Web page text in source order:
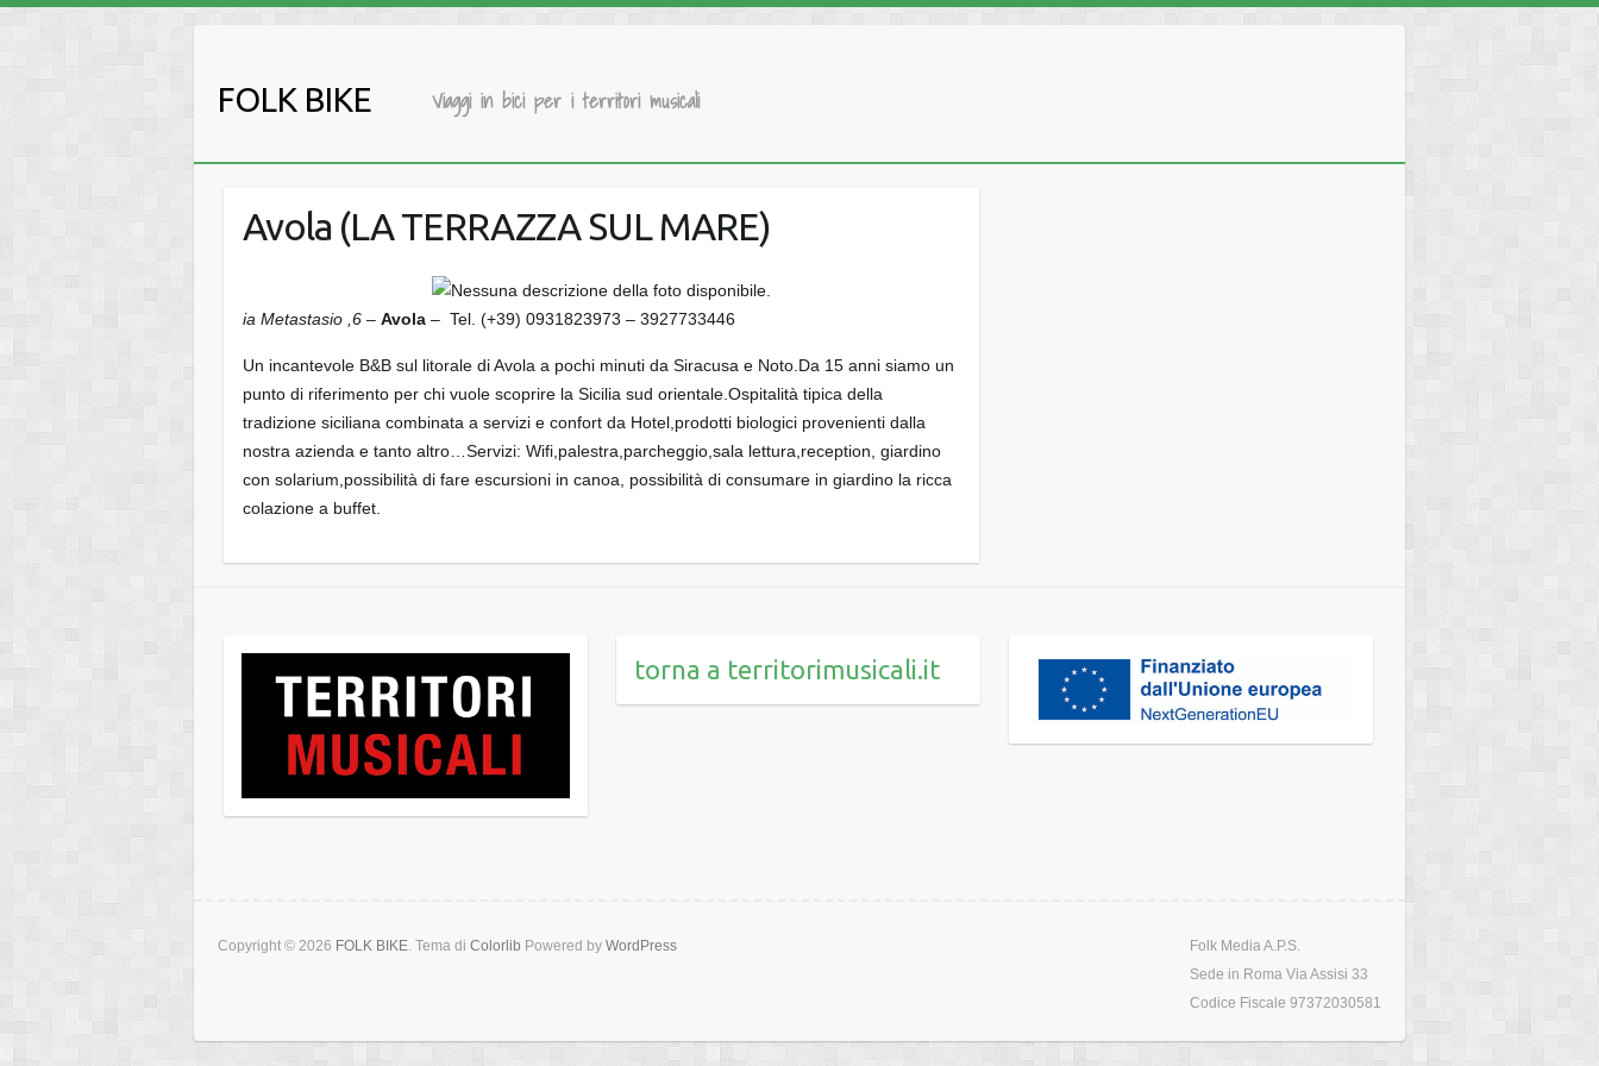
contenuto
FOLK BIKE Viaggi in bici per i territori musicali
Avola (LA TERRAZZA SUL MARE)
ia Metastasio ,6 –Avola – Tel. (+39) 0931823973 – 3927733446
Un incantevole B&B sul litorale di Avola a pochi minuti da Siracusa e Noto.Da 15 anni siamo un
punto di riferimento per chi vuole scoprire la Sicilia sud orientale.Ospitalità tipica della
tradizione siciliana combinata a servizi e confort da Hotel,prodotti biologici provenienti dalla
nostra azienda e tanto altro…Servizi: Wifi,palestra,parcheggio,sala lettura,reception, giardino
con solarium,possibilità di fare escursioni in canoa, possibilità di consumare in giardino la ricca
colazione a buffet.
torna a territorimusicali.it
Copyright © 2026 FOLK BIKE. Tema di Colorlib Powered by WordPress
Folk Media A.P.S.
Sede in Roma Via Assisi 33
Codice Fiscale 97372030581